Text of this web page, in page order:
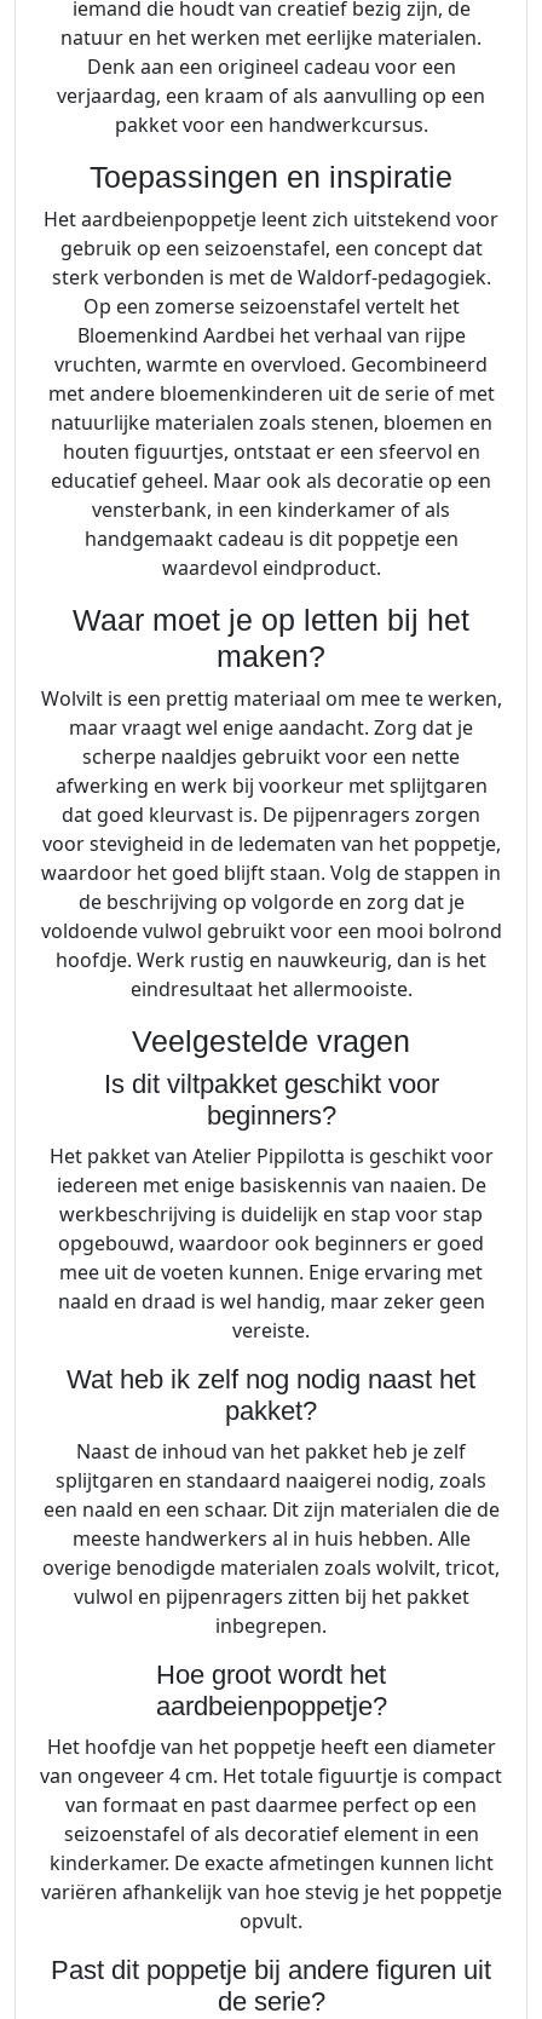
iemand die houdt van creatief bezig zijn, de
natuur en het werken met eerlijke materialen.
Denk aan een origineel cadeau voor een
verjaardag, een kraam of als aanvulling op een
pakket voor een handwerkcursus.
Toepassingen en inspiratie
Het aardbeienpoppetje leent zich uitstekend voor
gebruik op een seizoenstafel, een concept dat
sterk verbonden is met de Waldorf-pedagogiek.
Op een zomerse seizoenstafel vertelt het
Bloemenkind Aardbei het verhaal van rijpe
vruchten, warmte en overvloed. Gecombineerd
met andere bloemenkinderen uit de serie of met
natuurlijke materialen zoals stenen, bloemen en
houten figuurtjes, ontstaat er een sfeervol en
educatief geheel. Maar ook als decoratie op een
vensterbank, in een kinderkamer of als
handgemaakt cadeau is dit poppetje een
waardevol eindproduct.
Waar moet je op letten bij het
maken?
Wolvilt is een prettig materiaal om mee te werken,
maar vraagt wel enige aandacht. Zorg dat je
scherpe naaldjes gebruikt voor een nette
afwerking en werk bij voorkeur met splijtgaren
dat goed kleurvast is. De pijpenragers zorgen
voor stevigheid in de ledematen van het poppetje,
waardoor het goed blijft staan. Volg de stappen in
de beschrijving op volgorde en zorg dat je
voldoende vulwol gebruikt voor een mooi bolrond
hoofdje. Werk rustig en nauwkeurig, dan is het
eindresultaat het allermooiste.
Veelgestelde vragen
Is dit viltpakket geschikt voor
beginners?
Het pakket van Atelier Pippilotta is geschikt voor
iedereen met enige basiskennis van naaien. De
werkbeschrijving is duidelijk en stap voor stap
opgebouwd, waardoor ook beginners er goed
mee uit de voeten kunnen. Enige ervaring met
naald en draad is wel handig, maar zeker geen
vereiste.
Wat heb ik zelf nog nodig naast het
pakket?
Naast de inhoud van het pakket heb je zelf
splijtgaren en standaard naaigerei nodig, zoals
een naald en een schaar. Dit zijn materialen die de
meeste handwerkers al in huis hebben. Alle
overige benodigde materialen zoals wolvilt, tricot,
vulwol en pijpenragers zitten bij het pakket
inbegrepen.
Hoe groot wordt het
aardbeienpoppetje?
Het hoofdje van het poppetje heeft een diameter
van ongeveer 4 cm. Het totale figuurtje is compact
van formaat en past daarmee perfect op een
seizoenstafel of als decoratief element in een
kinderkamer. De exacte afmetingen kunnen licht
variëren afhankelijk van hoe stevig je het poppetje
opvult.
Past dit poppetje bij andere figuren uit
de serie?